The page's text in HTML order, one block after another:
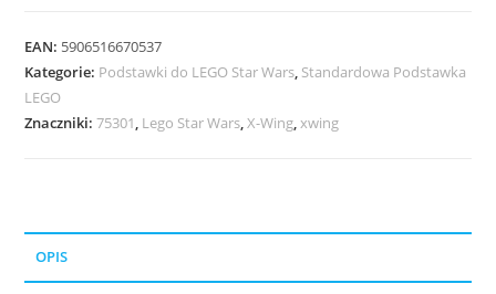
75460
New
Republic
X-
EAN: 5906516670537
Kategorie: Podstawki do LEGO Star Wars Standardowa Podstawka
LEGO
Znaczniki:75301 Lego Star Wars ,X-Wing xwing
OPIS